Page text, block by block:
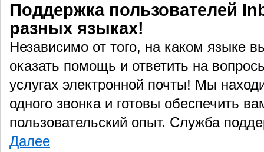
Поддержка пользователей
разных языках!
Независимо от того, на каком языке
оказать помощь и ответить на
услугах электронной почты! Мы
одного звонка и готовы обеспечить
пользовательский опыт. Служба
Далее